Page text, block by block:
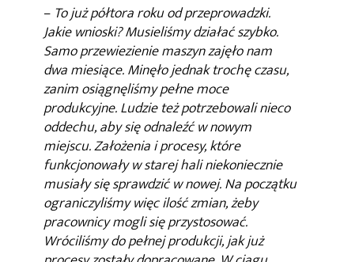
– To już półtora roku od przeprowadzki.
Jakie wnioski? Musieliśmy działać szybko.
Samo przewiezienie maszyn zajęło nam
dwa miesiące. Minęło jednak trochę czasu,
zanim osiągnęliśmy pełne moce
produkcyjne. Ludzie też potrzebowali nieco
oddechu, aby się odnaleźć w nowym
miejscu. Założenia i procesy, które
funkcjonowały w starej hali niekoniecznie
musiały się sprawdzić w nowej. Na początku
ograniczyliśmy więc ilość zmian, żeby
pracownicy mogli się przystosować.
Wróciliśmy do pełnej produkcji, jak już